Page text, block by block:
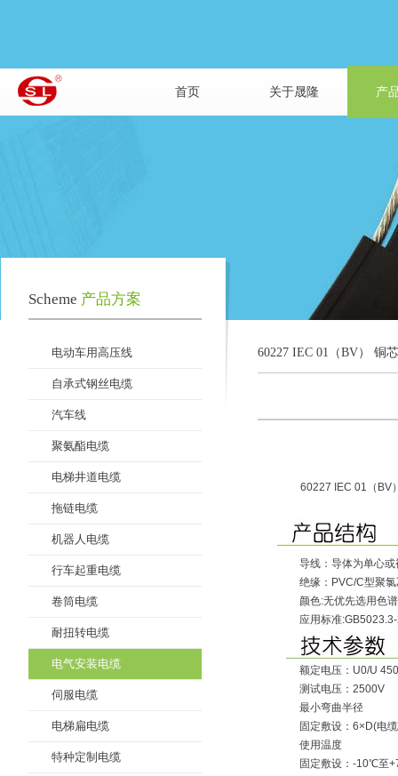
首页 关于晟隆 产
Scheme 产品方案
电动车用高压线
自承式钢丝电缆
汽车线
聚氨酯电缆
电梯井道电缆
拖链电缆
机器人电缆
行车起重电缆
卷筒电缆
耐扭转电缆
电气安装电缆
伺服电缆
电梯扁电缆
特种定制电缆
60227 IEC 01（BV） 铜
60227 IEC 01（BV
导线：导体为单心
绝缘：PVC/C型聚
颜色:无优先选用色
应用标准
额定电压：U0/U
测试电压：2500V
最小弯曲半径
固定敷设：6×D(电
使用温度
固定敷设：-10℃至